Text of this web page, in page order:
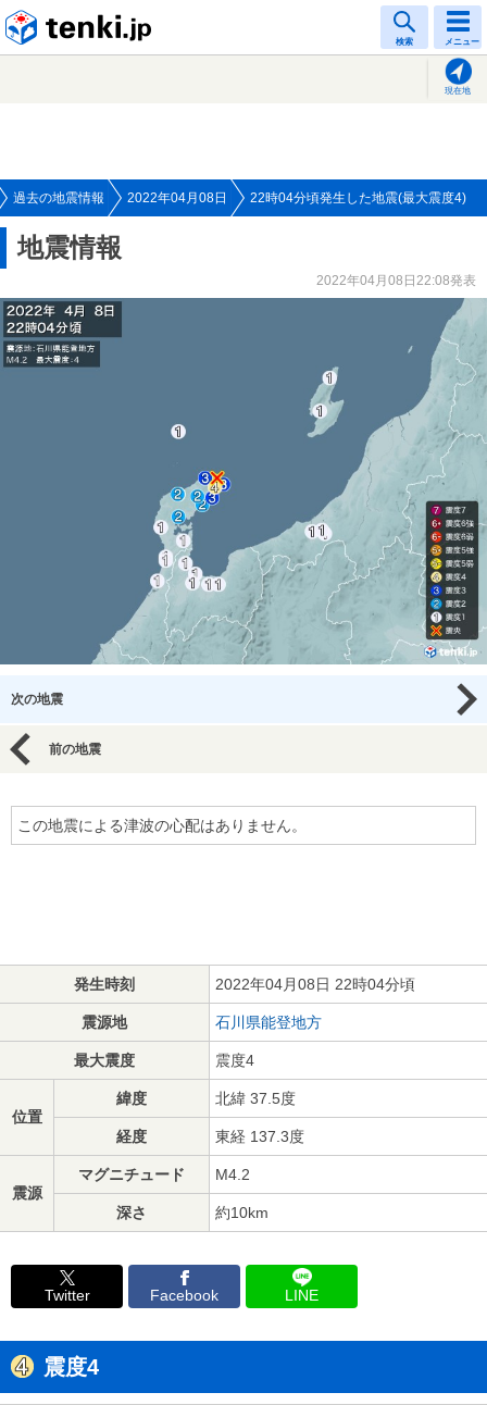
検索 メニュー
現在地
過去の地震情報 2022年04月08日 22時04分頃発生した地震(最大震度4)
地震情報
2022年04月08日22:08発表
次の地震
前の地震
この地震による津波の心配はありません。
発生時刻 2022年04月08日 22時04分頃
震源地 石川県能登地方
最大震度 震度4
位置
緯度 北緯 37.5度
経度 東経 137.3度
震源
マグニチュード M4.2
深さ 約10km
Twitter Facebook LINE
震度4